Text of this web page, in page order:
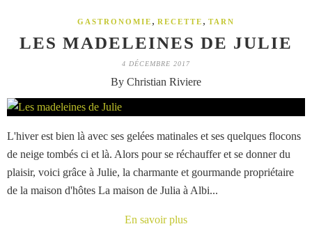
GASTRONOMIE , RECETTE , TARN
LES MADELEINES DE JULIE
4 DÉCEMBRE 2017
By Christian Riviere
L'hiver est bien là avec ses gelées matinales et ses quelques flocons
de neige tombés ci et là. Alors pour se réchauffer et se donner du
plaisir, voici grâce à Julie, la charmante et gourmande propriétaire
de la maison d'hôtes La maison de Julia à Albi...
En savoir plus